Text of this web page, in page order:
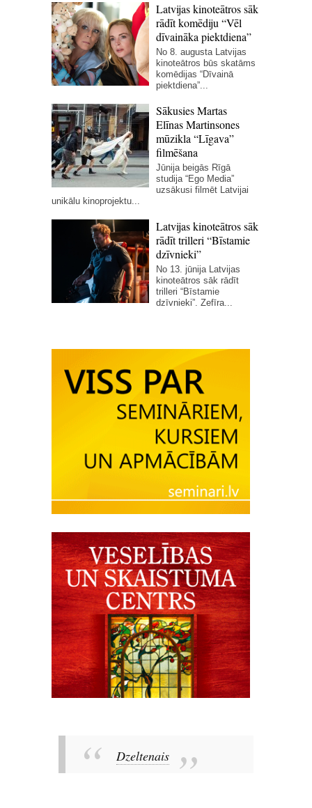
Latvijas kinoteātros sāk
rādīt komēdiju “Vēl
dīvaināka piektdiena”
No 8. augusta Latvijas
kinoteātros būs skatāms
komēdijas “Dīvainā
piektdiena”...
Sākusies Martas
Elīnas Martinsones
mūzikla “Līgava”
filmēšana
Jūnija beigās Rīgā
studija “Ego Media”
uzsākusi filmēt Latvijai
unikālu kinoprojektu...
Latvijas kinoteātros sāk
rādīt trilleri “Bīstamie
dzīvnieki”
No 13. jūnija Latvijas
kinoteātros sāk rādīt
trilleri “Bīstamie
dzīvnieki”. Zefīra...
Dzeltenais